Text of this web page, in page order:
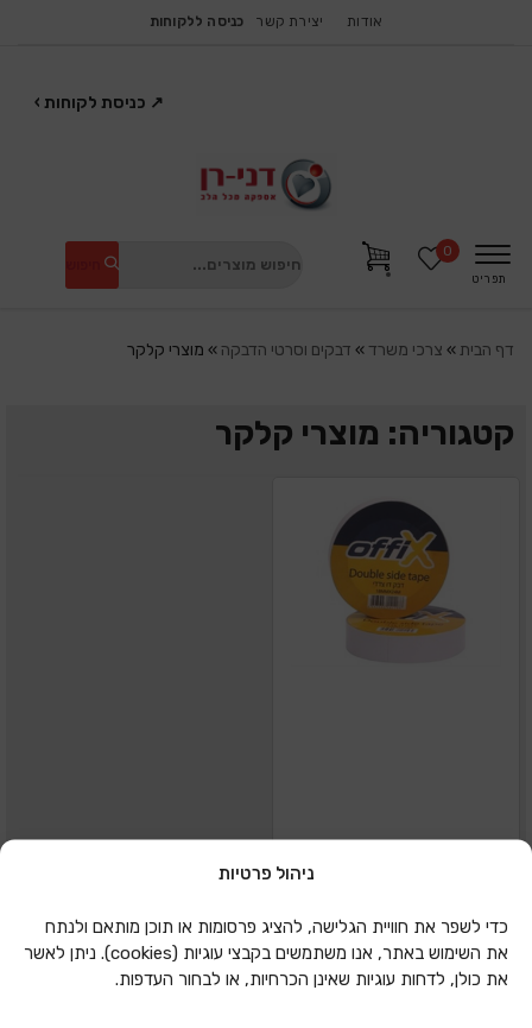
ניהול פרטיות
כדי לשפר את חוויית הגלישה, להציג פרסומות או תוכן מותאם ולנתח
את השימוש באתר, אנו משתמשים בקבצי עוגיות (cookies). ניתן לאשר
את כולן, לדחות עוגיות שאינן הכרחיות, או לבחור העדפות.
אודות יצירת קשר כניסה ללקוחות
↗ כניסת לקוחות ›
תפריט
0
דף הבית» צרכי משרד » דבקים וסרטי הדבקה » מוצרי קלקר
קטגוריה: מוצרי קלקר
הוספה להצעת מחיר